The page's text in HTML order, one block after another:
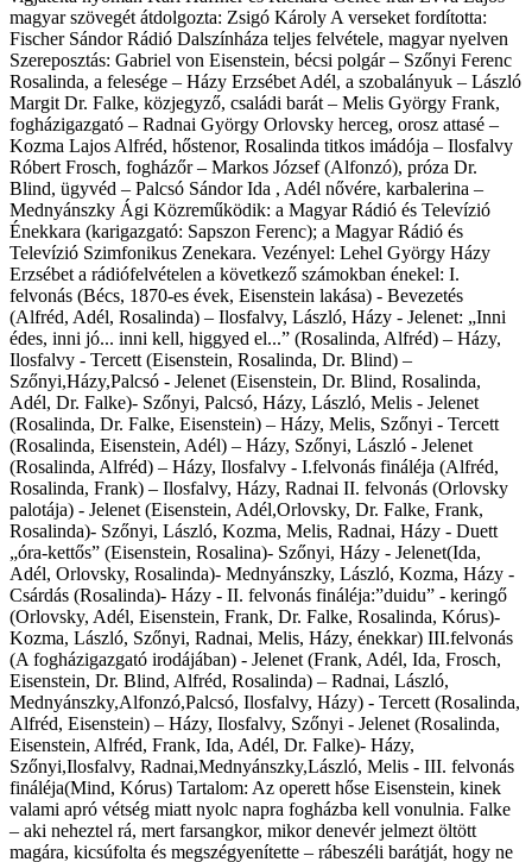
magyar szövegét átdolgozta: Zsigó Károly A verseket fordította:
Fischer Sándor Rádió Dalszínháza teljes felvétele, magyar nyelven
Szereposztás: Gabriel von Eisenstein, bécsi polgár – Szőnyi Ferenc
Rosalinda, a felesége – Házy Erzsébet Adél, a szobalányuk – László
Margit Dr. Falke, közjegyző, családi barát – Melis György Frank,
fogházigazgató – Radnai György Orlovsky herceg, orosz attasé –
Kozma Lajos Alfréd, hőstenor, Rosalinda titkos imádója – Ilosfalvy
Róbert Frosch, fogházőr – Markos József (Alfonzó), próza Dr.
Blind, ügyvéd – Palcsó Sándor Ida , Adél nővére, karbalerina –
Mednyánszky Ági Közreműködik: a Magyar Rádió és Televízió
Énekkara (karigazgató: Sapszon Ferenc); a Magyar Rádió és
Televízió Szimfonikus Zenekara. Vezényel: Lehel György Házy
Erzsébet a rádiófelvételen a következő számokban énekel: I.
felvonás (Bécs, 1870-es évek, Eisenstein lakása) - Bevezetés
(Alfréd, Adél, Rosalinda) – Ilosfalvy, László, Házy - Jelenet: „Inni
édes, inni jó... inni kell, higgyed el...” (Rosalinda, Alfréd) – Házy,
Ilosfalvy - Tercett (Eisenstein, Rosalinda, Dr. Blind) –
Szőnyi,Házy,Palcsó - Jelenet (Eisenstein, Dr. Blind, Rosalinda,
Adél, Dr. Falke)- Szőnyi, Palcsó, Házy, László, Melis - Jelenet
(Rosalinda, Dr. Falke, Eisenstein) – Házy, Melis, Szőnyi - Tercett
(Rosalinda, Eisenstein, Adél) – Házy, Szőnyi, László - Jelenet
(Rosalinda, Alfréd) – Házy, Ilosfalvy - I.felvonás fináléja (Alfréd,
Rosalinda, Frank) – Ilosfalvy, Házy, Radnai II. felvonás (Orlovsky
palotája) - Jelenet (Eisenstein, Adél,Orlovsky, Dr. Falke, Frank,
Rosalinda)- Szőnyi, László, Kozma, Melis, Radnai, Házy - Duett
„óra-kettős” (Eisenstein, Rosalina)- Szőnyi, Házy - Jelenet(Ida,
Adél, Orlovsky, Rosalinda)- Mednyánszky, László, Kozma, Házy -
Csárdás (Rosalinda)- Házy - II. felvonás fináléja:”duidu” - keringő
(Orlovsky, Adél, Eisenstein, Frank, Dr. Falke, Rosalinda, Kórus)-
Kozma, László, Szőnyi, Radnai, Melis, Házy, énekkar) III.felvonás
(A fogházigazgató irodájában) - Jelenet (Frank, Adél, Ida, Frosch,
Eisenstein, Dr. Blind, Alfréd, Rosalinda) – Radnai, László,
Mednyánszky,Alfonzó,Palcsó, Ilosfalvy, Házy) - Tercett (Rosalinda,
Alfréd, Eisenstein) – Házy, Ilosfalvy, Szőnyi - Jelenet (Rosalinda,
Eisenstein, Alfréd, Frank, Ida, Adél, Dr. Falke)- Házy,
Szőnyi,Ilosfalvy, Radnai,Mednyánszky,László, Melis - III. felvonás
fináléja(Mind, Kórus) Tartalom: Az operett hőse Eisenstein, kinek
valami apró vétség miatt nyolc napra fogházba kell vonulnia. Falke
– aki neheztel rá, mert farsangkor, mikor denevér jelmezt öltött
magára, kicsúfolta és megszégyenítette – rábeszéli barátját, hogy ne